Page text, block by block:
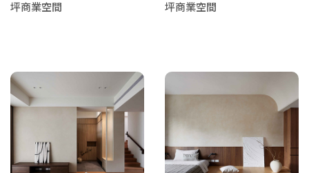
坪商業空間
坪商業空間